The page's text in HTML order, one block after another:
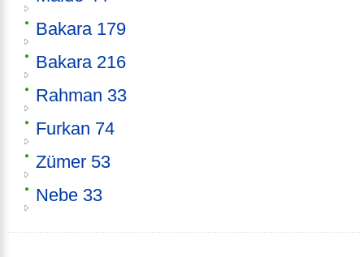
Bakara 179
Bakara 216
Rahman 33
Furkan 74
Zümer 53
Nebe 33